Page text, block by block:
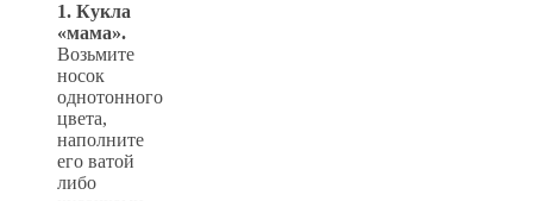
1. Кукла
«мама».
Возьмите
носок
однотонного
цвета,
наполните
его ватой
либо